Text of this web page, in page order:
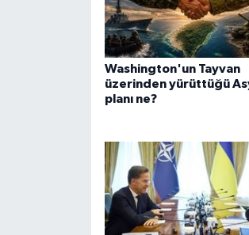
Washington'un Tayvan
üzerinden yürüttüğü
planı ne?